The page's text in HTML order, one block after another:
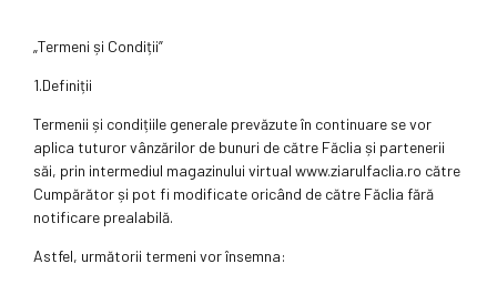
„Termeni și Condiții”
1.Definiții
Termenii și condițiile generale prevăzute în continuare se vor
aplica tuturor vânzărilor de bunuri de către Făclia și partenerii
săi, prin intermediul magazinului virtual www.ziarulfaclia.ro către
Cumpărător și pot fi modificate oricând de către Făclia fără
notificare prealabilă.
Astfel, următorii termeni vor însemna: